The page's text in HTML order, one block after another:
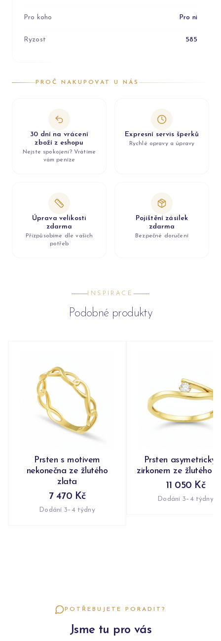
Pro koho Pro ni
Ryzost 585
PROČ NAKUPOVAT U NÁS
30 dní na vrácení
zboží z eshopu
Nejste spokojeni? Vrátíme
vám peníze
Expresní servis šperků
Rychlé opravy a úpravy
Úprava velikosti
zdarma
Přizpůsobíme dle vašich
potřeb
Pojištění zásilek
zdarma
Bezpečné doručení
INSPIRACE
Podobné produkty
Prsten s motivem
nekonečna ze žlutého
zlata
7 470 Kč
Dodání 3–4 týdny
Prsten asymetrický
zirkonem ze žlutého
11 050 Kč
Dodání 3–4 týdny
POTŘEBUJETE PORADIT?
Jsme tu pro vás